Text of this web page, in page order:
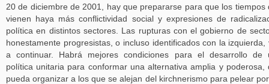
20 de diciembre de 2001, hay que prepararse para que los tiempos
vienen haya más conflictividad social y expresiones de
política en distintos sectores. Las rupturas con el gobierno de
honestamente progresistas, o incluso identificados con la izquierda,
a continuar. Habrá mejores condiciones para el desarrollo de
política unitaria para conformar una alternativa amplia y poderosa,
pueda organizar a los que se alejan del kirchnerismo para pelear